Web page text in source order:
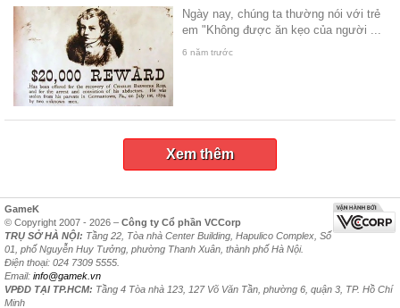
Ngày nay, chúng ta thường nói với trẻ
em "Không được ăn kẹo của người ...
6 năm trước
Xem thêm
GameK
© Copyright 2007 - 2026 – Công ty Cổ phần VCCorp
TRỤ SỞ HÀ NỘI: Tầng 22, Tòa nhà Center Building, Hapulico Complex, Số
01, phố Nguyễn Huy Tưởng, phường Thanh Xuân, thành phố Hà Nội.
Điện thoại: 024 7309 5555.
Email: info@gamek.vn
VPĐD TẠI TP.HCM: Tầng 4 Tòa nhà 123, 127 Võ Văn Tần, phường 6, quận 3, TP. Hồ Chí
Minh